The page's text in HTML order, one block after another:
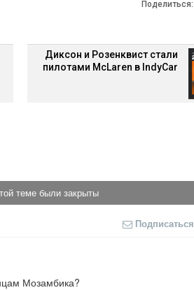
Поделиться:
Диксон и Розенквист стали
пилотами McLaren в IndyCar
теме были закрыты
Подписаться
Мозамбика?